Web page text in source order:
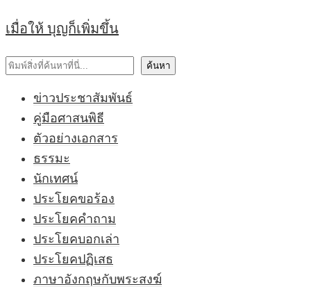
เมื่อให้ บุญก็เพิ่มขึ้น
ค้นหา ค้นหา
ข่าวประชาสัมพันธ์
คู่มือศาสนพิธี
ตัวอย่างเอกสาร
ธรรมะ
นักเทศน์
ประโยคขอร้อง
ประโยคคำถาม
ประโยคบอกเล่า
ประโยคปฏิเสธ
ภาษาอังกฤษกับพระสงฆ์